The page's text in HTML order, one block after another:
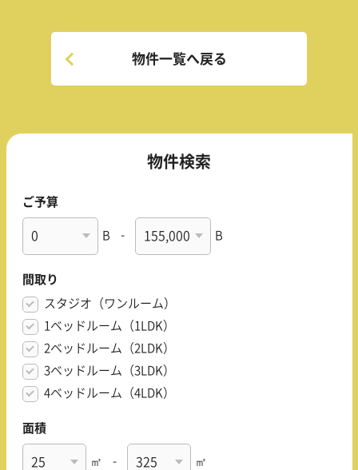
物件一覧へ戻る
物件検索
ご予算
B - B
間取り
スタジオ（ワンルーム）
1ベッドルーム（1LDK）
2ベッドルーム（2LDK）
3ベッドルーム（3LDK）
4ベッドルーム（4LDK）
面積
㎡ - ㎡